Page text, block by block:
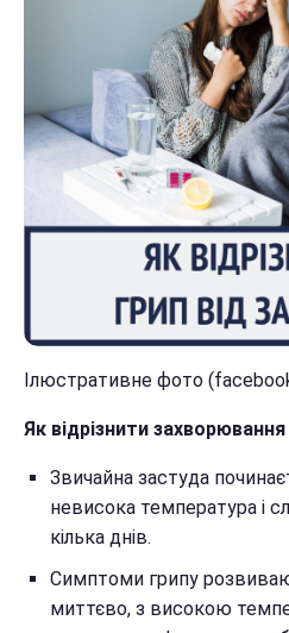
Ілюстративне фото
Як відрізнити
Звичайна застуда
невисока температура і
кілька днів.
Симптоми грипу
миттєво, з високою